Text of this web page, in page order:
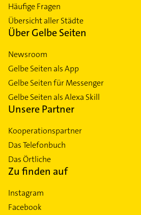
Häufige Fragen
Übersicht aller Städte
Über Gelbe Seiten
Newsroom
Gelbe Seiten als App
Gelbe Seiten für Messenger
Gelbe Seiten als Alexa Skill
Unsere Partner
Kooperationspartner
Das Telefonbuch
Das Örtliche
Zu finden auf
Instagram
Facebook